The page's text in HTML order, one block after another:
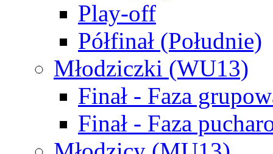
Play-off
Półfinał (Południe)
Młodziczki (WU13)
Finał - Faza
Finał - Faza